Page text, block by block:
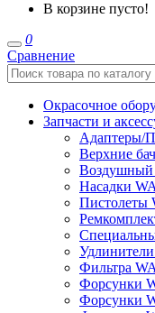
В корзине пусто!
0
Сравнение
Окрасочное
Запчасти и
Адаптеры/
Верхние
Воздушный
Насадки
Пистолеты
Фильтра
Форсунки
Форсунки